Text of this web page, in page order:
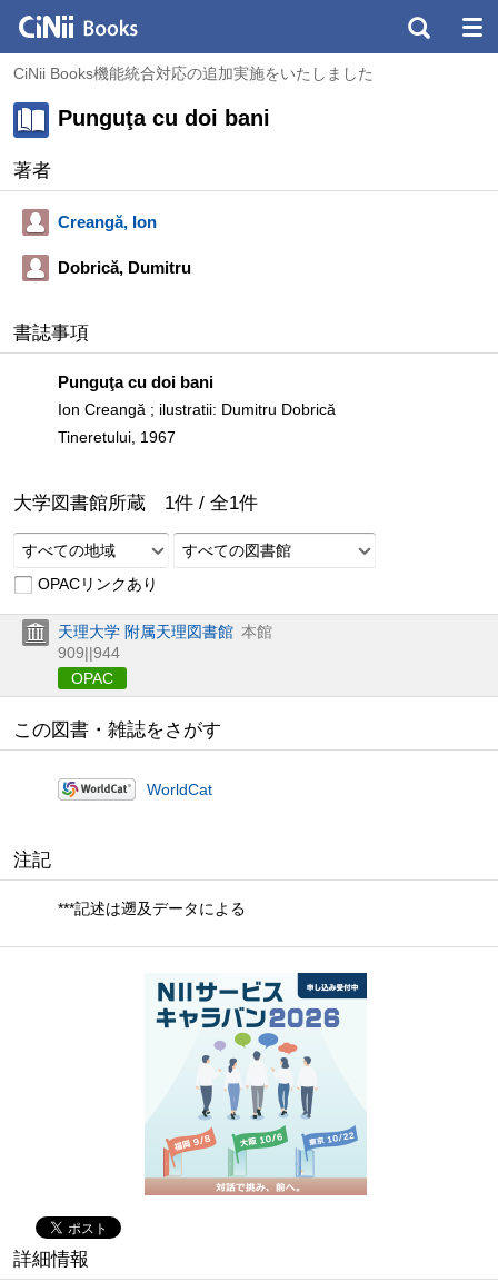
CiNii Books機能統合対応の追加実施をいたしました
Punguţa cu doi bani
著者
Creangă, Ion
Dobrică, Dumitru
書誌事項
Punguţa cu doi bani
Ion Creangă ; ilustratii: Dumitru Dobrică
Tineretului, 1967
大学図書館所蔵 1件 / 全1件
すべての地域
すべての図書館
OPACリンクあり
天理大学 附属天理図書館 本館
909||944
OPAC
この図書・雑誌をさがす
WorldCat
注記
***記述は遡及データによる
詳細情報